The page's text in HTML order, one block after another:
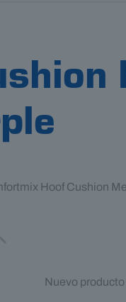
Hoof Cushion
Nuevo